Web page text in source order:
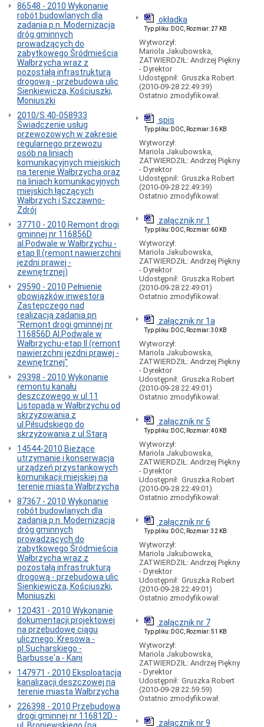
Miejsca
postojowe
dla
osób
niepełnosprawnych
Bezpieczeństwo
ruchu
drogowego
Gminne
inwestycje
drogowe
Działy
'drogowe'
KOMUNIKACJA
MIEJSKA
Informacje
ogólne
podstawa
prawna
Przewoźnicy
Godziny
sprzedaży
biletów
przez
ZDiK
Wałbrzych
Cennik
bilety
(Uchwała)
Komunikacja
miejska
dla
niepełnosprawnych
ruchowo
Przewóz
dzieci
niepełnosprawnych
Informacja
o
publicznej
komunikacji
miejskiej
Wałbrzychu
spis
telefonów
Opłaty
dodatkowe
"MANDATY"
tyt.
jazdy
autobusem...
Opłaty
dodatkowe
rachunek
bankowy
Punkty
sprzedaży
biletów
Punkty
kasowe
86548 - 2010 Wykonanie
robót budowlanych dla
zadania p.n. Modernizacja
dróg gminnych
prowadzących do
zabytkowego Śródmieścia
Wałbrzycha wraz z
pozostałą infrastrukturą
drogową - przebudowa ulic
Sienkiewicza, Kościuszki,
Moniuszki
2010/S 40-058933
Świadczenie usług
przewozowych w zakresie
regularnego przewozu
osób na liniach
komunikacyjnych miejskich
na terenie Wałbrzycha oraz
na liniach komunikacyjnych
miejskich łączących
Wałbrzych i Szczawno-
Zdrój
37710 - 2010 Remont drogi
gminnej nr 116856D
al.Podwale w Wałbrzychu -
etap II (remont nawierzchni
jezdni prawej -
zewnętrznej)
29590 - 2010 Pełnienie
obowiązków inwestora
Zastępczego nad
realizacją zadania pn
"Remont drogi gminnej nr
116856D Al.Podwale w
Wałbrzychu-etap II (remont
nawierzchni jezdni prawej -
zewnętrznej"
29398 - 2010 Wykonanie
remontu kanału
deszczowego w ul.11
Listopada w Wałbrzychu od
skrzyżowania z
ul.Piłsudskiego do
skrzyżowania z ul.Starą
14544-2010 Bieżące
utrzymanie i konserwacja
urządzeń przystankowych
komunikacji miejskiej na
terenie miasta Wałbrzycha
87367 - 2010 Wykonanie
robót budowlanych dla
zadania p.n. Modernizacja
dróg gminnych
prowadzących do
zabytkowego Śródmieścia
Wałbrzycha wraz z
pozostałą infrastrukturą
drogową - przebudowa ulic
Sienkiewicza, Kościuszki,
Moniuszki
120431 - 2010 Wykonanie
dokumentacji projektowej
na przebudowę ciągu
ulicznego: Kresowa -
pl.Sucharskiego -
Barbusse'a - Kani
147971 - 2010 Eksploatacja
kanalizacji deszczowej na
terenie miasta Wałbrzycha
226398 - 2010 Przebudowa
drogi gminnej nr 116812D -
okładka
Typ pliku: DOC, Rozmiar: 27 KB
Wytworzył:
Mariola Jakubowska,
ZATWIERDZIŁ: Andrzej Piękny
- Dyrektor
Udostępnił: Gruszka Robert
(2010-09-28 22:49:39)
Ostatnio zmodyfikował:
spis
Typ pliku: DOC, Rozmiar: 36 KB
Wytworzył:
Mariola Jakubowska,
ZATWIERDZIŁ: Andrzej Piękny
- Dyrektor
Udostępnił: Gruszka Robert
(2010-09-28 22:49:39)
Ostatnio zmodyfikował:
załącznik nr 1
Typ pliku: DOC, Rozmiar: 60 KB
Wytworzył:
Mariola Jakubowska,
ZATWIERDZIŁ: Andrzej Piękny
- Dyrektor
Udostępnił: Gruszka Robert
(2010-09-28 22:49:01)
Ostatnio zmodyfikował:
załącznik nr 1a
Typ pliku: DOC, Rozmiar: 30 KB
Wytworzył:
Mariola Jakubowska,
ZATWIERDZIŁ: Andrzej Piękny
- Dyrektor
Udostępnił: Gruszka Robert
(2010-09-28 22:49:01)
Ostatnio zmodyfikował:
załącznik nr 5
Typ pliku: DOC, Rozmiar: 40 KB
Wytworzył:
Mariola Jakubowska,
ZATWIERDZIŁ: Andrzej Piękny
- Dyrektor
Udostępnił: Gruszka Robert
(2010-09-28 22:49:01)
Ostatnio zmodyfikował:
załącznik nr 6
Typ pliku: DOC, Rozmiar: 32 KB
Wytworzył:
Mariola Jakubowska,
ZATWIERDZIŁ: Andrzej Piękny
- Dyrektor
Udostępnił: Gruszka Robert
(2010-09-28 22:49:01)
Ostatnio zmodyfikował:
załącznik nr 7
Typ pliku: DOC, Rozmiar: 51 KB
Wytworzył:
Mariola Jakubowska,
ZATWIERDZIŁ: Andrzej Piękny
- Dyrektor
Udostępnił: Gruszka Robert
(2010-09-28 22:59:59)
Ostatnio zmodyfikował:
załącznik nr 9